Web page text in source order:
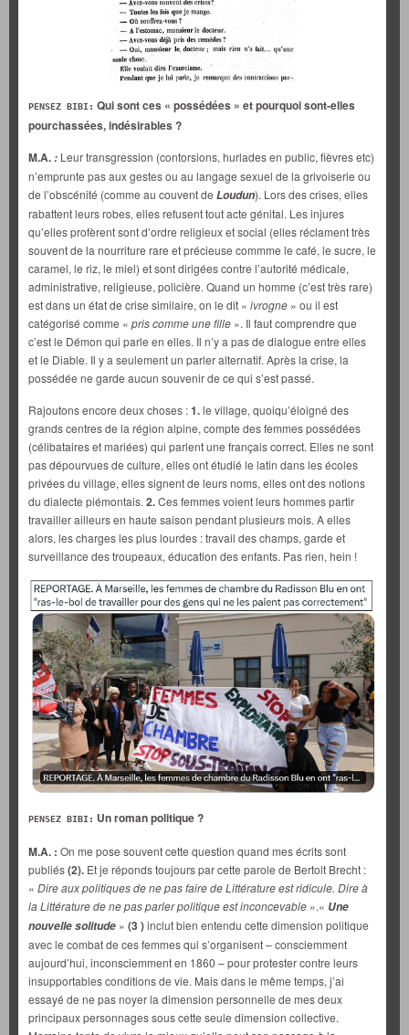
PENSEZ BIBI: Qui sont ces « possédées » et pourquoi sont-elles
pourchassées, indésirables ?
M.A.: Leur transgression (contorsions, hurlades en public, fièvres etc)
n’emprunte pas aux gestes ou au langage sexuel de la grivoiserie ou
de l’obscénité (comme au couvent de Loudun). Lors des crises, elles
rabattent leurs robes, elles refusent tout acte génital. Les injures
qu’elles profèrent sont d’ordre religieux et social (elles réclament très
souvent de la nourriture rare et précieuse commme le café, le sucre, le
caramel, le riz, le miel) et sont dirigées contre l’autorité médicale,
administrative, religieuse, policière. Quand un homme (c’est très rare)
est dans un état de crise similaire, on le dit « ivrogne » ou il est
catégorisé comme « pris comme une fille ». Il faut comprendre que
c’est le Démon qui parle en elles. Il n’y a pas de dialogue entre elles
et le Diable. Il y a seulement un parler alternatif. Après la crise, la
possédée ne garde aucun souvenir de ce qui s’est passé.
Rajoutons encore deux choses :1.le village, quoiqu’éloigné des
grands centres de la région alpine, compte des femmes possédées
(célibataires et mariées) qui parlent une français correct. Elles ne sont
pas dépourvues de culture, elles ont étudié le latin dans les écoles
privées du village, elles signent de leurs noms, elles ont des notions
du dialecte piémontais. 2.Ces femmes voient leurs hommes partir
travailler ailleurs en haute saison pendant plusieurs mois. A elles
alors, les charges les plus lourdes : travail des champs, garde et
surveillance des troupeaux, éducation des enfants. Pas rien, hein !
PENSEZ BIBI: Un roman politique ?
M.A. : On me pose souvent cette question quand mes écrits sont
publiés(2). Et je réponds toujours par cette parole de Bertolt Brecht :
« Dire aux politiques de ne pas faire de Littérature est ridicule. Dire à
la Littérature de ne pas parler politique est inconcevable ».« Une
nouvelle solitude » (3 )inclut bien entendu cette dimension politique
avec le combat de ces femmes qui s’organisent – consciemment
aujourd’hui, inconsciemment en 1860 – pour protester contre leurs
insupportables conditions de vie. Mais dans le même temps, j’ai
essayé de ne pas noyer la dimension personnelle de mes deux
principaux personnages sous cette seule dimension collective.